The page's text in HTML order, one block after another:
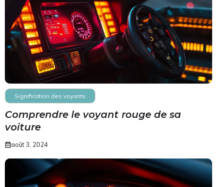
Signification des voyants
Comprendre le voyant rouge de sa
voiture
août 3, 2024